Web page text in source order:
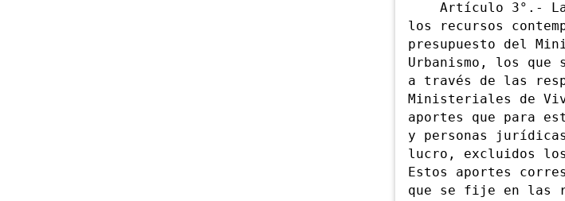
Artículo 3°.- Las
los recursos
presupuesto del
Urbanismo, los
a través de las
Ministeriales de
aportes que para
y personas
lucro, excluidos los
Estos aportes
que se fije en las